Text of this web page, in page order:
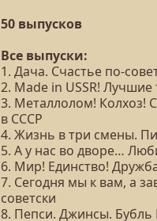
50 выпусков
Все выпуски:
1. Дача. Счастье по-
2. Made in USSR!
3. Металлолом! Колхоз!
в СССР
4. Жизнь в три смены.
5. А у нас во дворе…
6. Мир! Единство!
7. Сегодня мы к вам, а
советски
8. Пепси. Джинсы. Бубль